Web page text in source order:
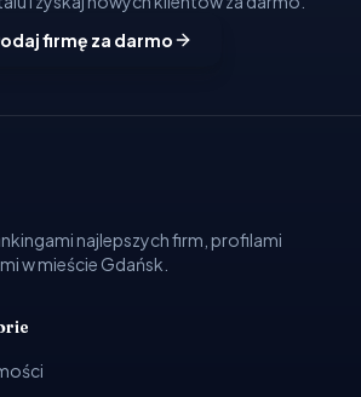
firmę za darmo
najlepszych firm, profilami
w mieście Gdańsk.